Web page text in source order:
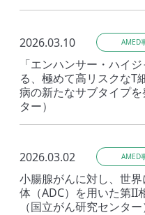
2026.03.10 AMED
「エンハンサー・ハイ
る、極めて高リスクなT
病の新たなサブタイプ
ター）
2026.03.02 AMED
小腸腺がんに対し、世
体（ADC）を用いた第II
（国立がん研究センター